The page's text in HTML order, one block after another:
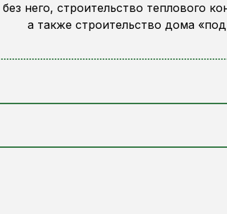
без него, строительство теплового
а также строительство дома